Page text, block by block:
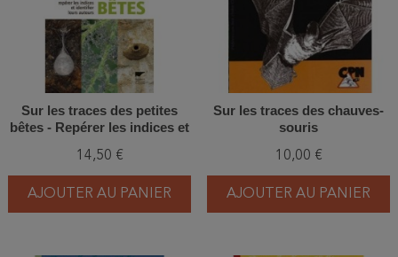
Sur les traces des petites
bêtes - Repérer les indices et
14,50 €
AJOUTER AU PANIER
Sur les traces des chauves-
souris
10,00 €
AJOUTER AU PANIER